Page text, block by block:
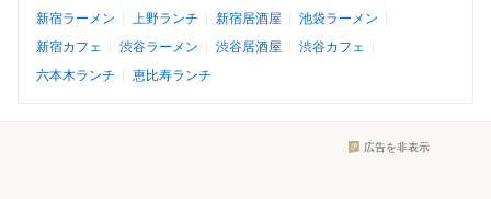
新宿ラーメン
上野ランチ 新宿居酒屋
池袋ラーメン
新宿カフェ
渋谷ラーメン 渋谷居酒屋
渋谷カフェ
六本木ランチ
恵比寿ランチ
広告を非表示